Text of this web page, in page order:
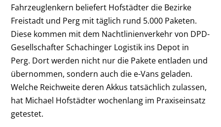
Fahrzeuglenkern beliefert Hofstädter die Bezirke
Freistadt und Perg mit täglich rund 5.000 Paketen.
Diese kommen mit dem Nachtlinienverkehr von DPD-
Gesellschafter Schachinger Logistik ins Depot in
Perg. Dort werden nicht nur die Pakete entladen und
übernommen, sondern auch die e-Vans geladen.
Welche Reichweite deren Akkus tatsächlich zulassen,
hat Michael Hofstädter wochenlang im Praxiseinsatz
getestet.